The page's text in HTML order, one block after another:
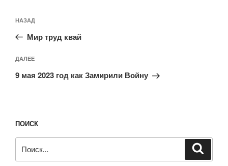
по
записям
Предыдущая
запись:
НАЗАД
Мир труд квай
Следующая
запись
ДАЛЕЕ
9 мая 2023 год как Замирили Войну
ПОИСК